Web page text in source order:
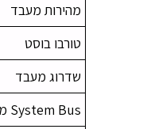
מהירות מעבד
טורבו בוסט
שדרוג מעבד
System Bus מהירות